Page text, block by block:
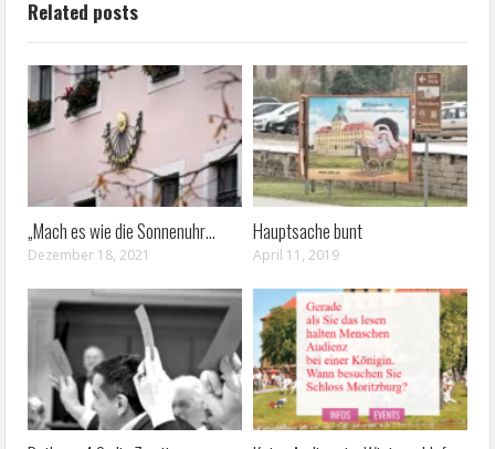
Related posts
„Mach es wie die Sonnenuhr…
Dezember 18, 2021
Hauptsache bunt
April 11, 2019